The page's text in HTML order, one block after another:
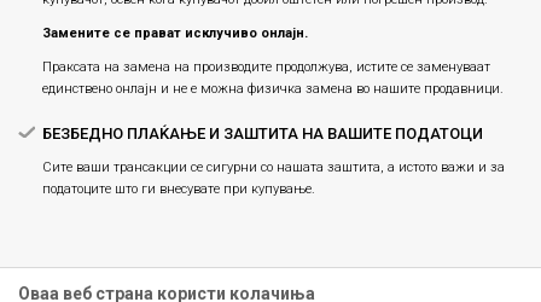
Замените се прават исклучиво онлајн.
Праксата на замена на производите продолжува, истите се заменуваат
единствено онлајн и не е можна физичка замена во нашите продавници.
БЕЗБЕДНО ПЛАЌАЊЕ И ЗАШТИТА НА ВАШИТЕ ПОДАТОЦИ
Сите ваши трансакции се сигурни со нашата заштита, а истото важи и за
податоците што ги внесувате при купување.
Оваа веб страна користи колачиња